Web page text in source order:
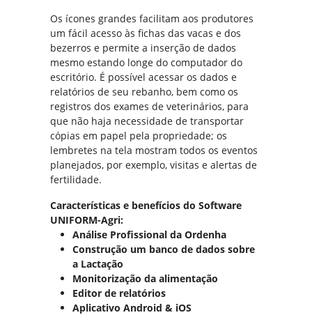
Os ícones grandes facilitam aos produtores
um fácil acesso às fichas das vacas e dos
bezerros e permite a inserção de dados
mesmo estando longe do computador do
escritório. É possível acessar os dados e
relatórios de seu rebanho, bem como os
registros dos exames de veterinários, para
que não haja necessidade de transportar
cópias em papel pela propriedade; os
lembretes na tela mostram todos os eventos
planejados, por exemplo, visitas e alertas de
fertilidade.
Características e benefícios do Software
UNIFORM-Agri:
Análise Profissional da Ordenha
Construção um banco de dados sobre
a Lactação
Monitorização da alimentação
Editor de relatórios
Aplicativo Android & iOS